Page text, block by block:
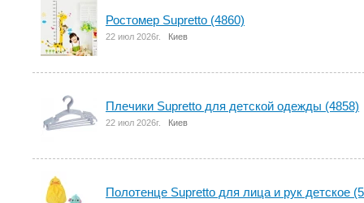
Ростомер Supretto (4860)
22 июл 2026г. Киев
Плечики Supretto для детской одежды (4858)
22 июл 2026г. Киев
Полотенце Supretto для лица и рук детское